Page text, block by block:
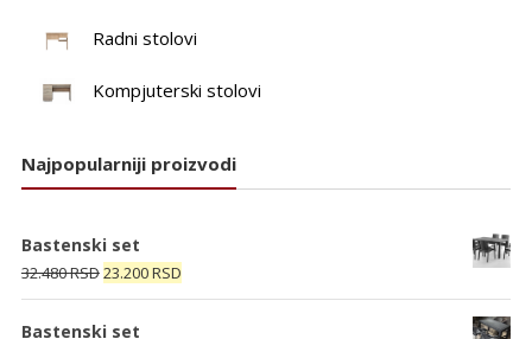
Radni stolovi
Kompjuterski stolovi
Najpopularniji proizvodi
Bastenski set
32.480RSDOriginalna
cena
je
23.200RSDTrenutna
cena
Bastenski set